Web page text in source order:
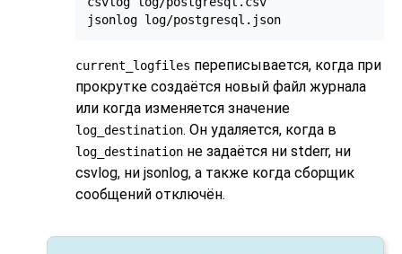
jsonlog log/postgresql.json
current_logfiles переписывается, когда при
прокрутке создаётся новый файл журнала
или когда изменяется значение
log_destination. Он удаляется, когда в
log_destination не задаётся ни stderr, ни
csvlog, ни jsonlog, а также когда сборщик
сообщений отключён.